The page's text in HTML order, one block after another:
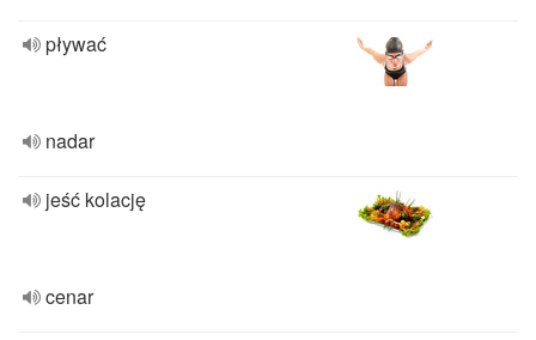
pływać
nadar
jeść kolację
cenar